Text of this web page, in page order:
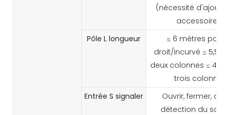
(nécessité
accessoires)
Pôle L longueur
≤ 6 mètres
droit/incurvé ≤ 5,5
deux colonnes ≤ 4,5
trois colonnes
Entrée S signaler
Ouvrir, fermer,
détection du sol,